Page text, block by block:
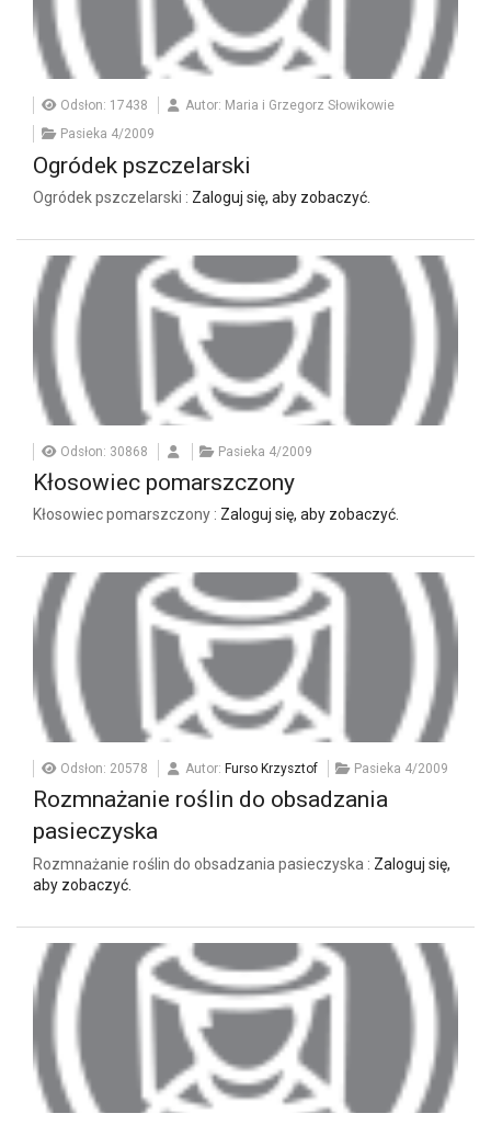
Odsłon: 17438
Autor: Maria i Grzegorz Słowikowie
Pasieka 4/2009
Ogródek pszczelarski
Ogródek pszczelarski : Zaloguj się, aby zobaczyć.
Odsłon: 30868 Pasieka 4/2009
Kłosowiec pomarszczony
Kłosowiec pomarszczony : Zaloguj się, aby zobaczyć.
Odsłon: 20578 Autor: Furso Krzysztof Pasieka 4/2009
Rozmnażanie roślin do obsadzania
pasieczyska
Rozmnażanie roślin do obsadzania pasieczyska : Zaloguj się,
aby zobaczyć.